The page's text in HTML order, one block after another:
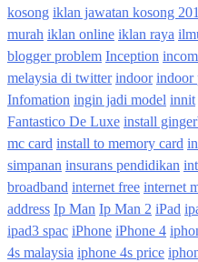
kosong iklan jawatan kosong
murah iklan online iklan raya
blogger problem Inception
melaysia di twitter indoor indoor
Infomation ingin jadi model innit
Fantastico De Luxe install
mc card install to memory card
simpanan insurans pendidikan
broadband internet free internet
address Ip Man Ip Man 2 iPad
ipad3 spac iPhone iPhone 4
4s malaysia iphone 4s price